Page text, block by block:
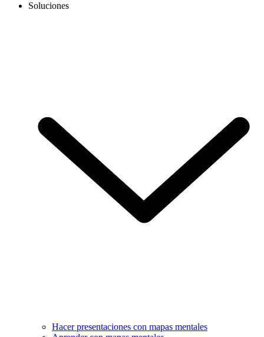
Soluciones
Hacer presentaciones con mapas mentales